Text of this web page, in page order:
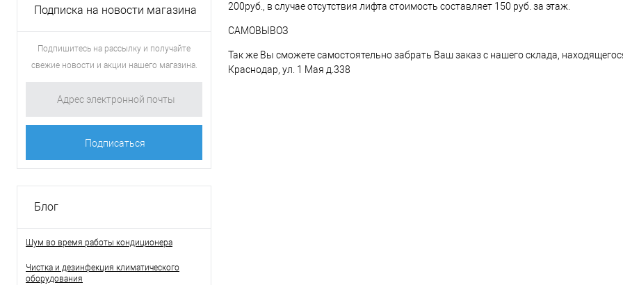
Подписка на новости магазина
Подпишитесь на рассылку и получайте
свежие новости и акции нашего магазина.
Блог
Шум во время работы кондиционера
Чистка и дезинфекция климатического
оборудования
200руб., в случае отсутствия лифта стоимость составляет 150 руб. за этаж.
САМОВЫВОЗ
Так же Вы сможете самостоятельно забрать Ваш заказ с нашего склада,
Краснодар, ул. 1 Мая д.338